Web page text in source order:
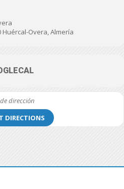
Huércal-Overa, Almería
DIRECTIONS